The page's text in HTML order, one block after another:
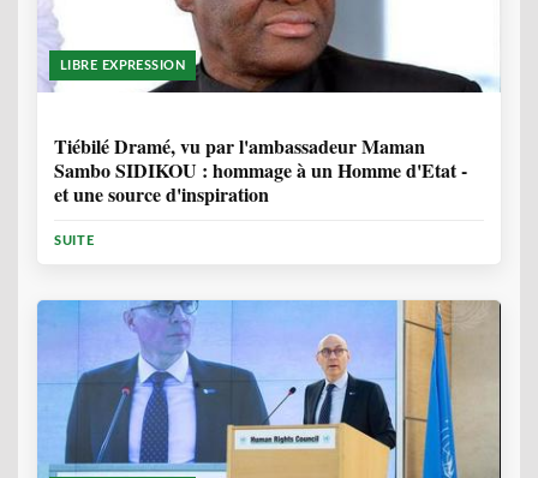
LIBRE EXPRESSION
Tiébilé Dramé, vu par l'ambassadeur Maman
Sambo SIDIKOU : hommage à un Homme d'Etat -
et une source d'inspiration
SUITE